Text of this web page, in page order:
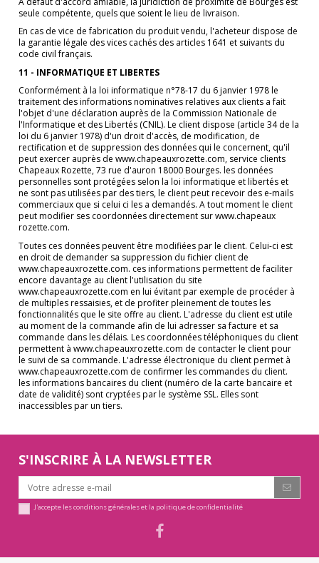
seule compétente, quels que soient le lieu de livraison.
En cas de vice de fabrication du produit vendu, l'acheteur dispose de
la garantie légale des vices cachés des articles 1641 et suivants du
code civil français.
11 - INFORMATIQUE ET LIBERTES
Conformément à la loi informatique n°78-17 du 6 janvier 1978 le
traitement des informations nominatives relatives aux clients a fait
l'objet d'une déclaration auprès de la Commission Nationale de
l'Informatique et des Libertés (CNIL). Le client dispose (article 34 de la
loi du 6 janvier 1978) d'un droit d'accès, de modification, de
rectification et de suppression des données qui le concernent, qu'il
peut exercer auprès de www.chapeauxrozette.com, service clients
Chapeaux Rozette, 73 rue d'auron 18000 Bourges. les données
personnelles sont protégées selon la loi informatique et libertés et
ne sont pas utilisées par des tiers, le client peut recevoir des e-mails
commerciaux que si celui ci les a demandés. A tout moment le client
peut modifier ses coordonnées directement sur www.chapeaux
rozette.com.
Toutes ces données peuvent être modifiées par le client. Celui-ci est
en droit de demander sa suppression du fichier client de
www.chapeauxrozette.com. ces informations permettent de faciliter
encore davantage au client l'utilisation du site
www.chapeauxrozette.com en lui évitant par exemple de procéder à
de multiples ressaisies, et de profiter pleinement de toutes les
fonctionnalités que le site offre au client. L'adresse du client est utile
au moment de la commande afin de lui adresser sa facture et sa
commande dans les délais. Les coordonnées téléphoniques du client
permettent à www.chapeauxrozette.com de contacter le client pour
le suivi de sa commande. L'adresse électronique du client permet à
www.chapeauxrozette.com de confirmer les commandes du client.
les informations bancaires du client (numéro de la carte bancaire et
date de validité) sont cryptées par le système SSL. Elles sont
inaccessibles par un tiers.
S'INSCRIRE À LA NEWSLETTER
J'accepte les conditions générales et la politique de confidentialité